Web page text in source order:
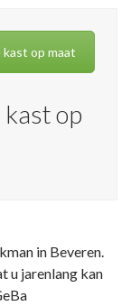
op maat
op
in Beveren.
u jarenlang kan